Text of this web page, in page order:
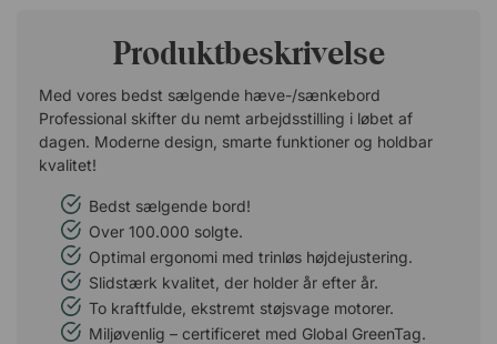
Produktbeskrivelse
Med vores bedst sælgende hæve-/sænkebord
Professional skifter du nemt arbejdsstilling i løbet af
dagen. Moderne design, smarte funktioner og holdbar
kvalitet!
Bedst sælgende bord!
Over 100.000 solgte.
Optimal ergonomi med trinløs højdejustering.
Slidstærk kvalitet, der holder år efter år.
To kraftfulde, ekstremt støjsvage motorer.
Miljøvenlig – certificeret med Global GreenTag.